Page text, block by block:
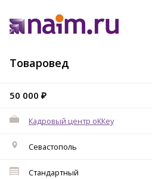
Товаровед
50 000 ₽
Кадровый центр оККеу
Севастополь
Стандартный